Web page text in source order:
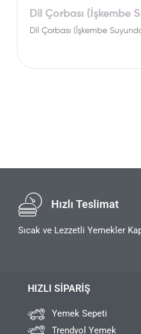
Dil Çorbası (İşkembe
Dil Çorbası (İşkembe
Hızlı Teslimat
Sıcak ve Lezzetli Yemekler
HIZLI SIPARIŞ
Yemek Sepeti
Trendyol Yemek